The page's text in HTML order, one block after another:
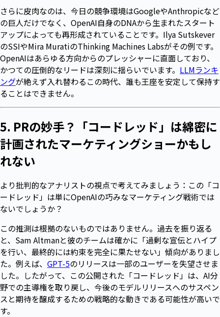
さらに皮肉なのは、今日の競争環境はGoogleやAnthropicなど
の巨人だけでなく、OpenAI自身のDNAから生まれたスタート
アップによっても再形成されていることです。Ilya Sutskever
のSSIやMira MuratiのThinking Machines Labsがその例です。
OpenAIはあらゆる方向からのプレッシャーに直面しており、
かつての圧倒的なリードは深刻に揺らいでいます。 LLMランキ
ングが絶えず入れ替わるこの時代、誰も王座を安定して保持す
ることはできません。
5. PRの妙手？「コードレッド」は綿密に
計画されたマーケティングショーかもし
れない
より批判的なアナリストの視点で考えてみましょう：この「コ
ードレッド」は単にOpenAIの巧みなマーケティング戦術では
ないでしょうか？
この推測は根拠のないものではありません。過去を振り返る
と、Sam Altmanと彼のチームは確かに「過剰な宣伝とハイプ
を行い、最終的には約束を完全に果たせない」傾向がありまし
た。例えば、 GPT-5のリリースは一部のユーザーを失望させま
した。したがって、この公開された「コードレッド」は、AI分
野での主導権を取り戻し、今後のモデルリリースへのサスペン
スと期待を醸成するための戦略的な動きである可能性が高いで
す。